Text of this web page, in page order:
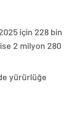
için 228 bin
2 milyon 280
yürürlüğe